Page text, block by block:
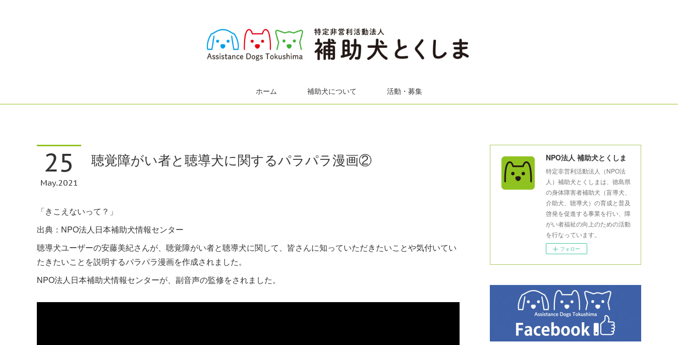
ホーム 補助犬について 活動・募集
25
May 2021
聴覚障がい者と聴導犬に関するパラパラ漫画②
「きこえないって？」
出典：NPO法人日本補助犬情報センター
聴導犬ユーザーの安藤美紀さんが、聴覚障がい者と聴導犬に関して、皆さんに知っていただきたいことや気付いてい
たきたいことを説明するパラパラ漫画を作成されました。
NPO法人日本補助犬情報センターが、副音声の監修をされました。
NPO法人 補助犬とくしま
特定非営利活動法人（NPO法
人）補助犬とくしまは、徳島県
の身体障害者補助犬（盲導犬、
介助犬、聴導犬）の育成と普及
啓発を促進する事業を行い、障
がい者福祉の向上のための活動
を行なっています。
フォロー